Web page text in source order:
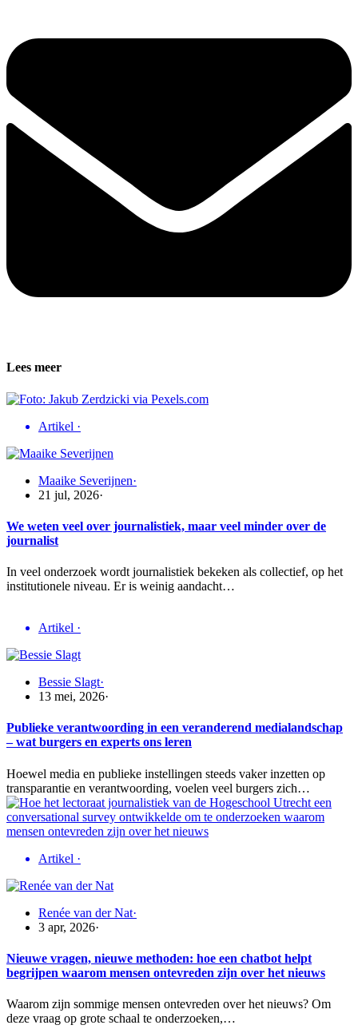
Lees meer
Artikel ·
Maaike Severijnen·
21 jul, 2026·
We weten veel over journalistiek, maar veel minder over de
journalist
In veel onderzoek wordt journalistiek bekeken als collectief, op het
institutionele niveau. Er is weinig aandacht…
Artikel ·
Bessie Slagt·
13 mei, 2026·
Publieke verantwoording in een veranderend medialandschap
– wat burgers en experts ons leren
Hoewel media en publieke instellingen steeds vaker inzetten op
transparantie en verantwoording, voelen veel burgers zich…
Artikel ·
Renée van der Nat·
3 apr, 2026·
Nieuwe vragen, nieuwe methoden: hoe een chatbot helpt
begrijpen waarom mensen ontevreden zijn over het nieuws
Waarom zijn sommige mensen ontevreden over het nieuws? Om
deze vraag op grote schaal te onderzoeken,…